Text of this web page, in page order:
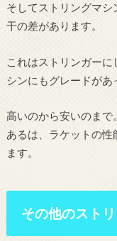
そしてストリングマ
干の差があります。
これはストリンガー
シンにもグレードがあ
高いのから安いのま
あるは、ラケットの
ます。
その他のスト